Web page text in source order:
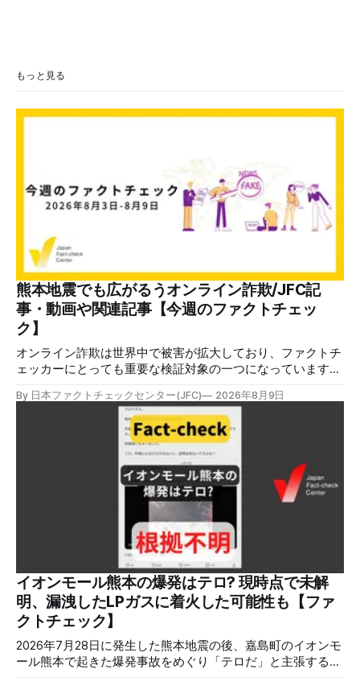
もっと見る
熊本地震でも広がるうオンライン詐欺/JFC記
事・動画や関連記事【今週のファクトチェッ
ク】
オンライン詐欺は世界中で被害が拡大しており、ファクトチ
ェッカーにとっても重要な検証対象の一つになっています。
トへのリンクを貼るなどの手口が複数確認されています。
✉️日本ファクトチェックセンター（JFC）がこの1週間に出
した記事を中心に、その他のメディアも含めて、ファクトチ
ェックや偽情報関連の情報をまとめました。同じ内容をニュ
ースレターでも配信しています。登録はこちら。 今週のお
本ファクトチェックセンター（JFC）は、ファクトチェック
やメディア情報リテラシーに関する講師養成講座を月に1度
開催しています。講座はオンラインで90分間。修了者には認
定バッジと教室や職場などで利用可能な教材を提供します。
次回の開講は8月23日（日）午後4時~5時30分で、お申し込
みはこちら。 日本ファクトチェックセンター（JFC） ファ
クトチェック講師養成講座 8月23日（日）開催分日本ファ
クトチェックセンター（JFC）による講師養成講座です。 講
師養成講座（オ
By 日本ファクトチェックセンター(JFC) 2026年8月9日
イオンモール熊本の爆発はテロ? 現時点で未解
明、漏洩したLPガスに着火した可能性も【ファ
クトチェック】
2026年7月28日に発生した熊本地震の後、嘉島町のイオンモ
ール熊本で起きた爆発事故をめぐり「テロだ」と主張する投